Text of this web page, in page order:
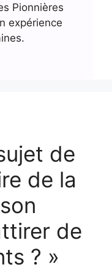
Pionnières
expérience
de
de la
de
? »